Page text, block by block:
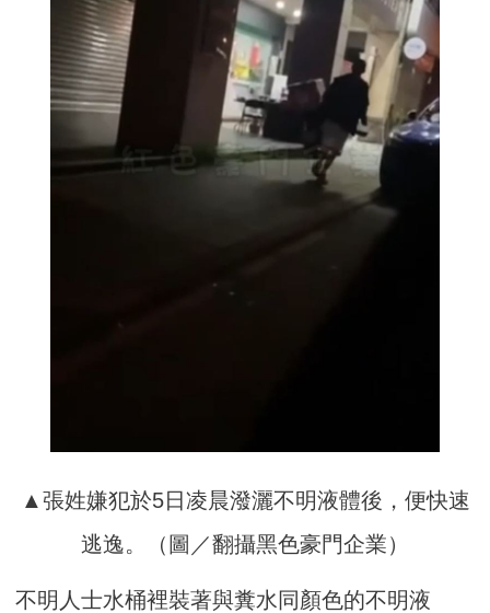
▲張姓嫌犯於5日凌晨潑灑不明液體後，便快速
逃逸。（圖／翻攝黑色豪門企業）
不明人士水桶裡裝著與糞水同顏色的不明液